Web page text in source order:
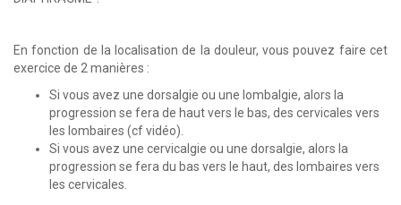
En fonction de la localisation de la douleur, vous pouvez faire cet
exercice de 2 manières :
Si vous avez une dorsalgie ou une lombalgie, alors la
progression se fera de haut vers le bas, des cervicales vers
les lombaires (cf vidéo).
Si vous avez une cervicalgie ou une dorsalgie, alors la
progression se fera du bas vers le haut, des lombaires vers
les cervicales.